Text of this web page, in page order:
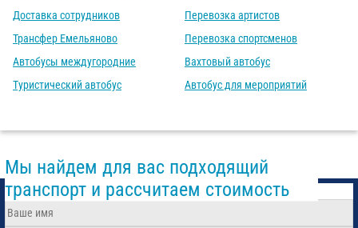
Доставка сотрудников
Трансфер Емельяново
Автобусы междугородние
Туристический автобус
Перевозка артистов
Перевозка спортсменов
Вахтовый автобус
Автобус для мероприятий
Мы найдем для вас подходящий
транспорт и рассчитаем стоимость